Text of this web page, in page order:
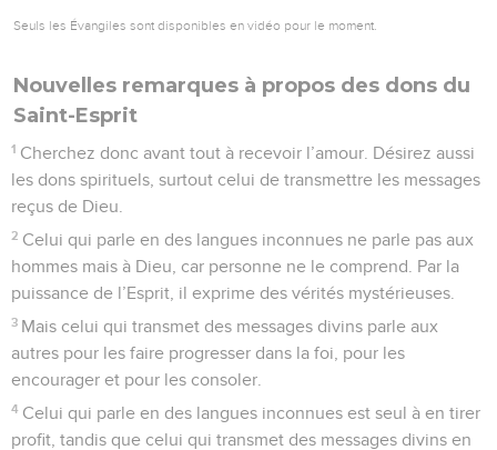
Seuls les Évangiles sont disponibles en vidéo pour le moment.
Nouvelles remarques à propos des dons du
Saint-Esprit
1 Cherchez donc avant tout à recevoir l’amour. Désirez aussi
les dons spirituels, surtout celui de transmettre les messages
reçus de Dieu.
2 Celui qui parle en des langues inconnues ne parle pas aux
hommes mais à Dieu, car personne ne le comprend. Par la
puissance de l’Esprit, il exprime des vérités mystérieuses.
3 Mais celui qui transmet des messages divins parle aux
autres pour les faire progresser dans la foi, pour les
encourager et pour les consoler.
4 Celui qui parle en des langues inconnues est seul à en tirer
profit, tandis que celui qui transmet des messages divins en